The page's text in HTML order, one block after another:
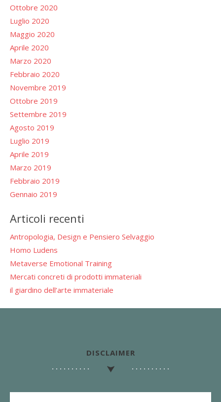
Ottobre 2020
Luglio 2020
Maggio 2020
Aprile 2020
Marzo 2020
Febbraio 2020
Novembre 2019
Ottobre 2019
Settembre 2019
Agosto 2019
Luglio 2019
Aprile 2019
Marzo 2019
Febbraio 2019
Gennaio 2019
Articoli recenti
Antropologia, Design e Pensiero Selvaggio
Homo Ludens
Metaverse Emotional Training
Mercati concreti di prodotti immateriali
il giardino dell’arte immateriale
DISCLAIMER